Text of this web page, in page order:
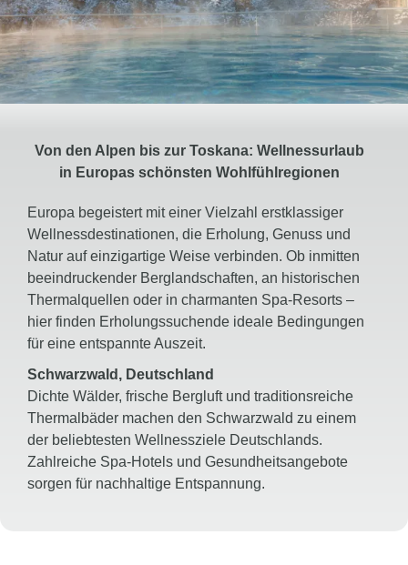
Die Reisezeit und Aufenthaltsdauer spielen eine
wichtige Rolle bei der Auswahl des passenden
Angebots.
Welche Stornierungs- und
Flexible Konditionen sorgen für zusätzliche
Planungssicherheit und entspanntes Reisen.
Von den Alpen bis zur Toskana: Wellnessurlaub
in Europas schönsten Wohlfühlregionen
Europa begeistert mit einer Vielzahl erstklassiger
Wellnessdestinationen, die Erholung, Genuss und
Natur auf einzigartige Weise verbinden. Ob inmitten
beeindruckender Berglandschaften, an historischen
Thermalquellen oder in charmanten Spa-Resorts –
hier finden Erholungssuchende ideale Bedingungen
für eine entspannte Auszeit.
Schwarzwald, Deutschland
Dichte Wälder, frische Bergluft und traditionsreiche
Thermalbäder machen den Schwarzwald zu einem
der beliebtesten Wellnessziele Deutschlands.
Zahlreiche Spa-Hotels und Gesundheitsangebote
sorgen für nachhaltige Entspannung.